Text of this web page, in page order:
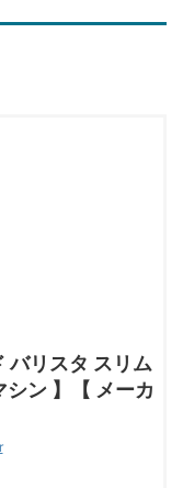
バリスタ スリム
ン 】【 メーカ